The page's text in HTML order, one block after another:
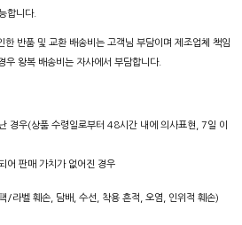
합니다.
반품 및 교환 배송비는 고객님 부담이며 제조업체 책임
우 왕복 배송비는 자사에서 부담합니다.
경우(상품 수령일로부터 48시간 내에 의사표현, 7일 이
어 판매 가치가 없어진 경우
벨 훼손, 담배, 수선, 착용 흔적, 오염, 인위적 훼손)